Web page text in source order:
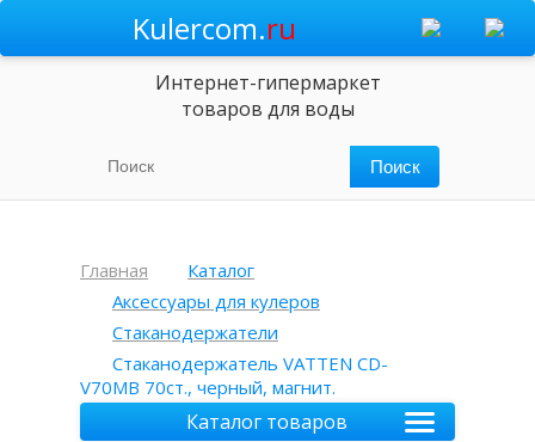
Kulercom.ru
Интернет-гипермаркет
товаров для воды
Главная
Каталог
Аксессуары для кулеров
Стаканодержатели
Стаканодержатель VATTEN CD-
V70MB 70ст., черный, магнит.
Каталог товаров